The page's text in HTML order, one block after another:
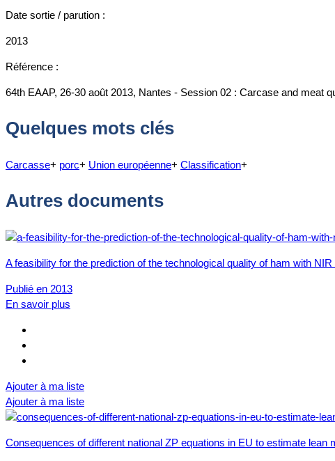
Date sortie / parution :
2013
Référence :
64th EAAP, 26-30 août 2013, Nantes - Session 02 : Carcase and meat
Quelques mots clés
Carcasse+ porc+ Union européenne+ Classification+
Autres documents
A feasibility for the prediction of the technological quality of ham with
Publié en 2013
En savoir plus
Ajouter à ma liste
Ajouter à ma liste
Consequences of different national ZP equations in EU to estimate lean